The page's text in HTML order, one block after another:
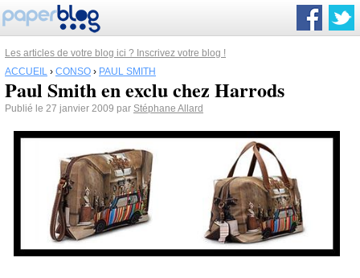
Les articles de votre blog ici ? Inscrivez votre blog !
ACCUEIL › CONSO › PAUL SMITH
Paul Smith en exclu chez Harrods
Publié le 27 janvier 2009 par Stéphane Allard